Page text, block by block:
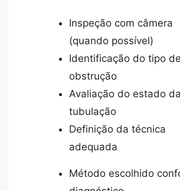
Inspeção com câmera
(quando possível)
Identificação do tipo de
obstrução
Avaliação do estado da
tubulação
Definição da técnica
adequada
Método escolhido